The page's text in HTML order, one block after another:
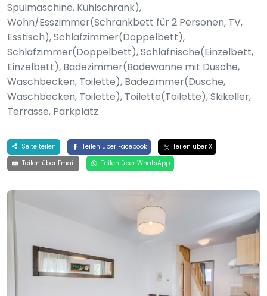
Spülmaschine, Kühlschrank),
Wohn/Esszimmer(Schrankbett für 2 Personen, TV,
Esstisch), Schlafzimmer(Doppelbett),
Schlafzimmer(Doppelbett), Schlafnische(Einzelbett,
Einzelbett), Badezimmer(Badewanne mit Dusche,
Waschbecken, Toilette), Badezimmer(Dusche,
Waschbecken, Toilette), Toilette(Toilette), Skikeller,
Terrasse, Parkplatz
Seite teilen Teilen über Facebook
Teilen über X
Teilen über Email
Teilen über WhatsApp